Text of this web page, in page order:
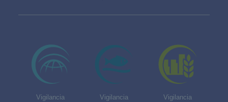
Vigilancia
Vigilancia
Vigilancia